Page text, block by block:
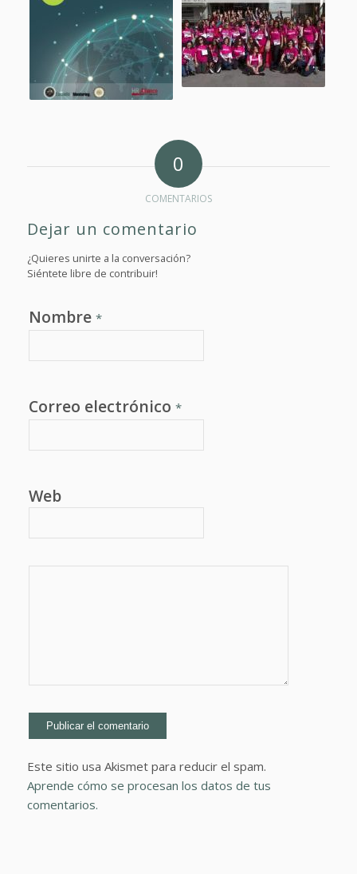
0
COMENTARIOS
Dejar un comentario
¿Quieres unirte a la conversación?
Siéntete libre de contribuir!
Nombre *
Correo electrónico *
Web
Este sitio usa Akismet para reducir el spam.
Aprende cómo se procesan los datos de tus
comentarios.